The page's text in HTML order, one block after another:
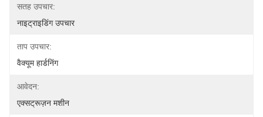
सतह उपचार:
नाइट्राइडिंग उपचार
ताप उपचार:
वैक्यूम हार्डनिंग
आवेदन:
एक्सट्रूज़न मशीन